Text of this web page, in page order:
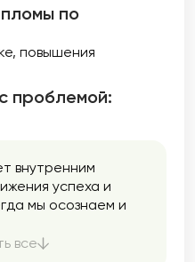
по
повышения
проблемой:
внутренним
успеха и
мы осознаем и
помочь Вам
все